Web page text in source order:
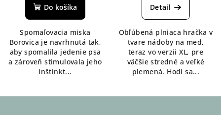
Do košíka
Spomaľovacia miska
Borovica je navrhnutá tak,
aby spomalila jedenie psa
a zároveň stimulovala jeho
inštinkt...
Detail
Obľúbená plniaca hračka v
tvare nádoby na med,
teraz vo verzii XL, pre
väčšie stredné a veľké
plemená. Hodí sa...